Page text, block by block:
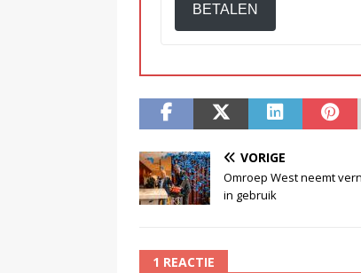
BETALEN
VORIGE
Omroep West neemt
in gebruik
1 REACTIE